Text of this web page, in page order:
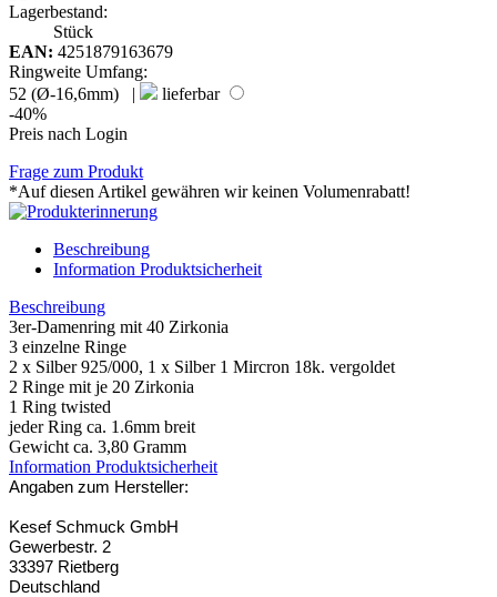
Lagerbestand:
Stück
EAN: 4251879163679
Ringweite Umfang:
52 (Ø-16,6mm) |
lieferbar
-40%
Preis nach Login
Frage zum Produkt
*Auf diesen Artikel gewähren wir keinen Volumenrabatt!
Beschreibung
Information Produktsicherheit
Beschreibung
3er-Damenring mit 40 Zirkonia
3 einzelne Ringe
2 x Silber 925/000, 1 x Silber 1 Mircron 18k. vergoldet
2 Ringe mit je 20 Zirkonia
1 Ring twisted
jeder Ring ca. 1.6mm breit
Gewicht ca. 3,80 Gramm
Information Produktsicherheit
Angaben zum Hersteller:
Kesef Schmuck GmbH
Gewerbestr. 2
33397 Rietberg
Deutschland